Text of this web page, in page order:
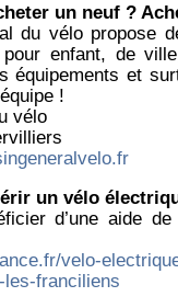
un neuf ?
du vélo propose
pour enfant, de
équipements et
!
vélo
un vélo
d’une aide
velo-
les-franciliens